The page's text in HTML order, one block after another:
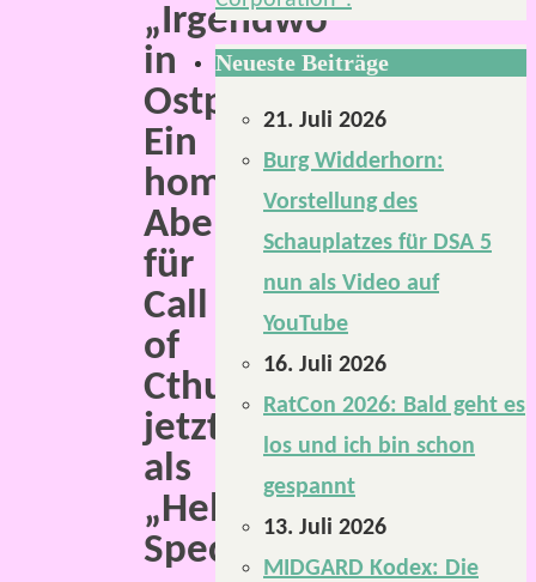
„Irgendwo
in
Ostpreußen“.
Ein
homebrew
Abenteuer
für
Call
of
Cthulhu
jetzt
als
„Helloween
Special“.
Neueste Beiträge
21. Juli 2026
Burg Widderhorn:
Vorstellung des
Schauplatzes für DSA 5
nun als Video auf
YouTube
16. Juli 2026
RatCon 2026: Bald geht es
los und ich bin schon
gespannt
13. Juli 2026
MIDGARD Kodex: Die